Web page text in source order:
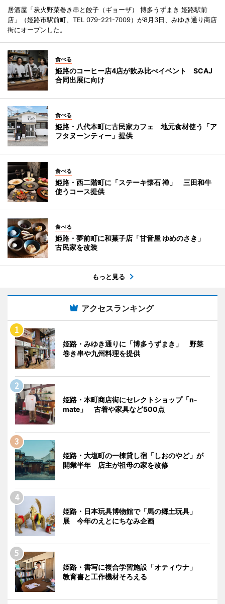
居酒屋「炭火野菜巻き串と餃子（ギョーザ） 博多うずまき 姫路駅前
店」（姫路市駅前町、TEL 079-221-7009）が8月3日、みゆき通り商店
街にオープンした。
食べる
姫路のコーヒー店4店が飲み比べイベント SCAJ
合同出展に向け
食べる
姫路・八代本町に古民家カフェ 地元食材使う「ア
フタヌーンティー」提供
食べる
姫路・西二階町に「ステーキ懐石 禅」 三田和牛
使うコース提供
食べる
姫路・夢前町に和菓子店「甘音屋 ゆめのさき」
古民家を改装
もっと見る
アクセスランキング
姫路・みゆき通りに「博多うずまき」 野菜
巻き串や九州料理を提供
姫路・本町商店街にセレクトショップ「n-
mate」 古着や家具など500点
姫路・大塩町の一棟貸し宿「しおのやど」が
開業半年 店主が祖母の家を改修
姫路・日本玩具博物館で「馬の郷土玩具」
展 今年のえとにちなみ企画
姫路・書写に複合学習施設「オティウナ」
教育書と工作機材そろえる